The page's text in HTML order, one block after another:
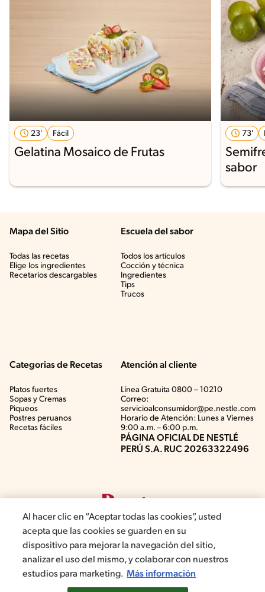
23' Fácil
Gelatina Mosaico de Frutas
73'
sabor
Mapa del Sitio
Todas las recetas
Elige los ingredientes
Recetarios descargables
Escuela del sabor
Todos los artículos
Cocción y técnica
Ingredientes
Tips
Trucos
Categorias de Recetas
Platos fuertes
Sopas y Cremas
Piqueos
Postres peruanos
Recetas fáciles
Atención al cliente
Línea Gratuita 0800 – 10210
Correo:
servicioalconsumidor@pe.nestle.com
Horario de Atención: Lunes a Viernes
9:00 a.m. – 6:00 p.m.
PÁGINA OFICIAL DE NESTLÉ
PERÚ S.A. RUC 20263322496
©2019, Nestlé. Marcas registradas por Société del Produits Nestlé,
S.A. Vevey (Suiza)
Al hacer clic en “Aceptar todas las cookies”, usted
acepta que las cookies se guarden en su
dispositivo para mejorar la navegación del sitio,
analizar el uso del mismo, y colaborar con nuestros
estudios para marketing. Más información